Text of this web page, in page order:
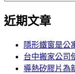
近期文章
隱形鐵窗是公
台中搬家公司
導熱矽膠片為